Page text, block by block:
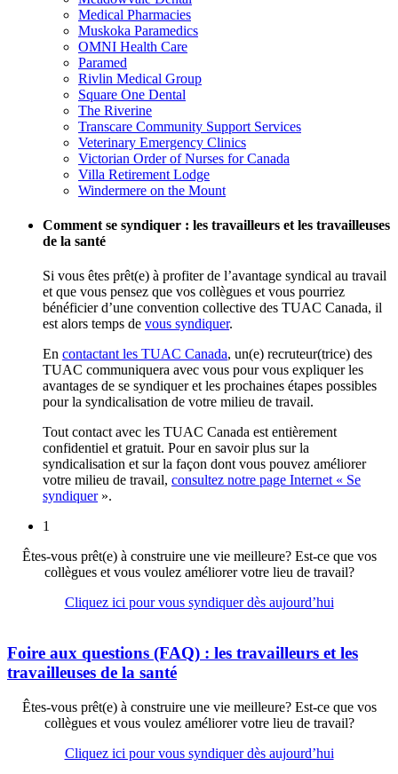
Medical Pharmacies
Muskoka Paramedics
OMNI Health Care
Paramed
Rivlin Medical Group
Square One Dental
The Riverine
Transcare Community Support Services
Veterinary Emergency Clinics
Victorian Order of Nurses for Canada
Villa Retirement Lodge
Windermere on the Mount
Comment se syndiquer : les travailleurs et les travailleuses
de la santé
Si vous êtes prêt(e) à profiter de l’avantage syndical au travail
et que vous pensez que vos collègues et vous pourriez
bénéficier d’une convention collective des TUAC Canada, il
est alors temps de vous syndiquer.
En contactant les TUAC Canada, un(e) recruteur(trice) des
TUAC communiquera avec vous pour vous expliquer les
avantages de se syndiquer et les prochaines étapes possibles
pour la syndicalisation de votre milieu de travail.
Tout contact avec les TUAC Canada est entièrement
confidentiel et gratuit. Pour en savoir plus sur la
syndicalisation et sur la façon dont vous pouvez améliorer
votre milieu de travail, consultez notre page Internet « Se
syndiquer».
1
Êtes-vous prêt(e) à construire une vie meilleure? Est-ce que vos
collègues et vous voulez améliorer votre lieu de travail?
Cliquez ici pour vous syndiquer dès aujourd’hui
Foire aux questions (FAQ) : les travailleurs et les
travailleuses de la santé
Êtes-vous prêt(e) à construire une vie meilleure? Est-ce que vos
collègues et vous voulez améliorer votre lieu de travail?
Cliquez ici pour vous syndiquer dès aujourd’hui